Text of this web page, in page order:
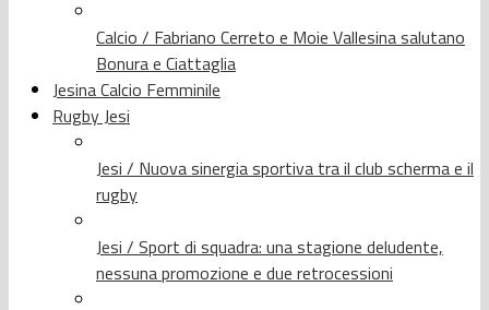
Calcio / Fabriano Cerreto e Moie Vallesina salutano
Bonura e Ciattaglia
Jesina Calcio Femminile
Rugby Jesi
Jesi / Nuova sinergia sportiva tra il club scherma e il
rugby
Jesi / Sport di squadra: una stagione deludente,
nessuna promozione e due retrocessioni